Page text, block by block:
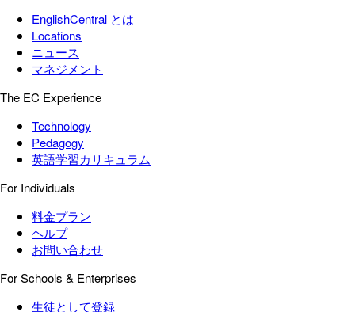
EnglishCentral とは
Locations
ニュース
マネジメント
The EC Experience
Technology
Pedagogy
英語学習カリキュラム
For Individuals
料金プラン
ヘルプ
お問い合わせ
For Schools & Enterprises
生徒として登録